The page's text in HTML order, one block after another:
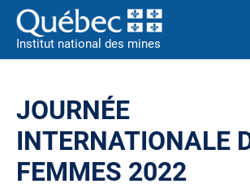
Institut national des mines
JOURNÉE
INTERNATIONALE
FEMMES 2022